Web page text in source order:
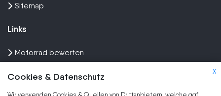
X
Cookies & Datenschutz
Sitemap
Links
Motorrad bewerten